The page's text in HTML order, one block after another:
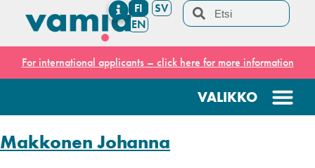
FI
SV
EN
For international applicants – click here for more information
Makkonen Johanna